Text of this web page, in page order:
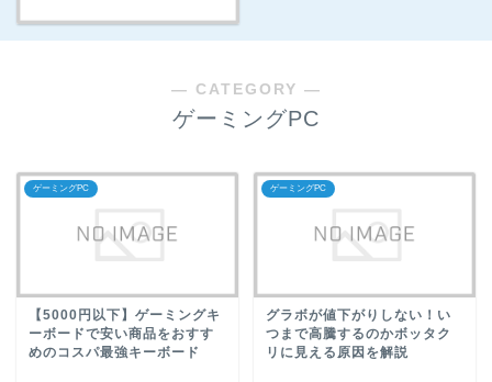
― CATEGORY ―
ゲーミングPC
ゲーミングPC
【5000円以下】ゲーミングキ
ーボードで安い商品をおすす
めのコスパ最強キーボード
ゲーミングPC
グラボが値下がりしない！い
つまで高騰するのかボッタク
リに見える原因を解説